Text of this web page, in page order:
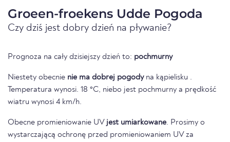
Groeen-froekens Udde Pogoda
Czy dziś jest dobry dzień na pływanie?
Prognoza na cały dzisiejszy dzień to: pochmurny
Niestety obecnie nie ma dobrej pogodyna kąpielisku .
Temperatura wynosi. 18 °C, niebo jest pochmurny a prędkość
wiatru wynosi 4 km/h.
Obecne promieniowanie UV jest umiarkowane. Prosimy o
wystarczającą ochronę przed promieniowaniem UV za